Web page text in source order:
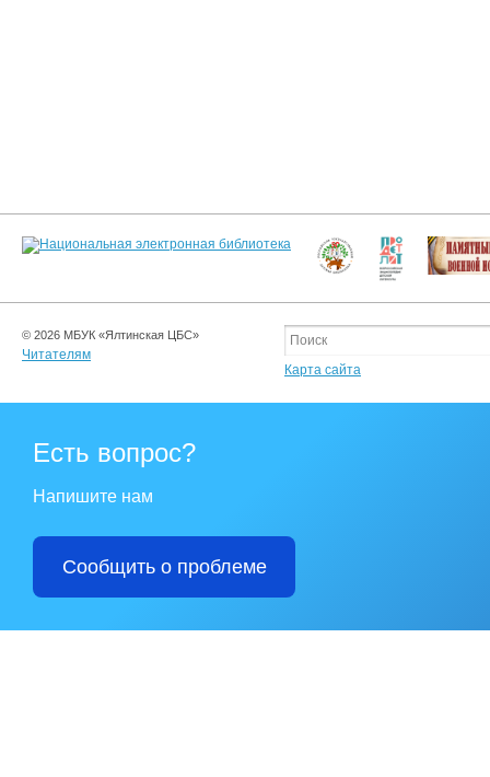
© 2026 МБУК «Ялтинская ЦБС»
Читателям
Карта сайта
Есть вопрос?
Напишите нам
Сообщить о проблеме